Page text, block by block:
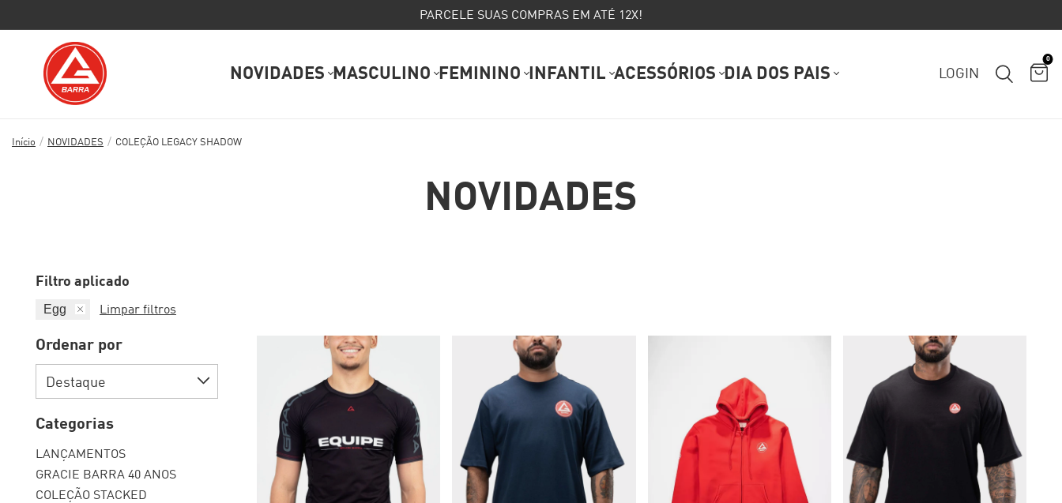
PARCELE SUAS COMPRAS EM ATÉ 12X!
NOVIDADES MASCULINO FEMININO INFANTIL ACESSÓRIOS DIA DOS PAIS LOGIN
0
Início / NOVIDADES / COLEÇÃO LEGACY SHADOW
NOVIDADES
Filtro aplicado
Egg Limpar filtros
Ordenar por
Categorias
LANÇAMENTOS
GRACIE BARRA 40 ANOS
COLEÇÃO STACKED